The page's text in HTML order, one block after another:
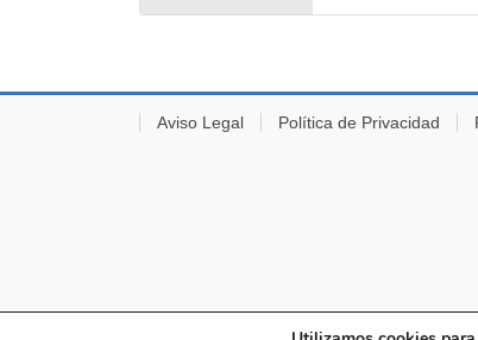
Aviso Legal Política de Privacidad